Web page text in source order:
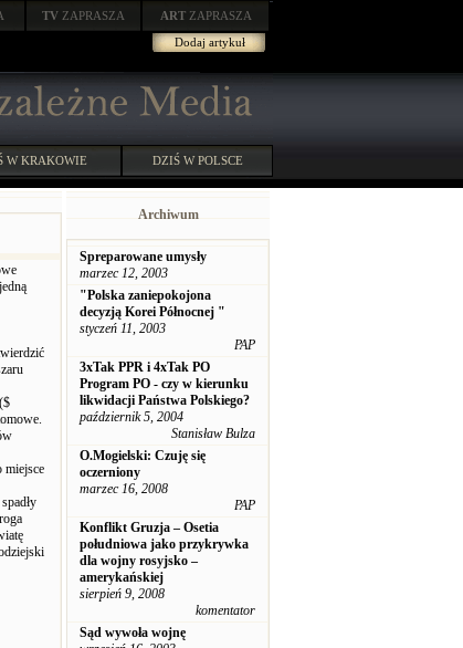
TV ZAPRASZA ART ZAPRASZA
Dodaj artykuł
W KRAKOWIE DZIŚ W POLSCE
miejsce
Archiwum
Spreparowane umysły
marzec 12, 2003
"Polska zaniepokojona
decyzją Korei Północnej "
styczeń 11, 2003
PAP
3xTak PPR i 4xTak PO
Program PO - czy w kierunku
likwidacji Państwa Polskiego?
październik 5, 2004
Stanisław Bulza
O.Mogielski: Czuję się
oczerniony
marzec 16, 2008
PAP
Konflikt Gruzja – Osetia
południowa jako przykrywka
dla wojny rosyjsko –
amerykańskiej
sierpień 9, 2008
komentator
Sąd wywoła wojnę